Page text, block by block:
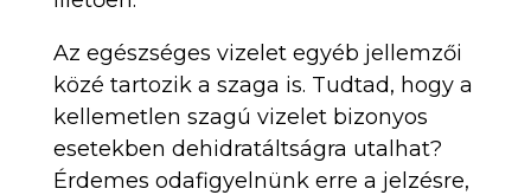
Az egészséges vizelet egyéb jellemzői
közé tartozik a szaga is. Tudtad, hogy a
kellemetlen szagú vizelet bizonyos
esetekben dehidratáltságra utalhat?
Érdemes odafigyelnünk erre a jelzésre,